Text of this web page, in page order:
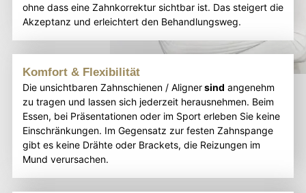
ohne dass eine Zahnkorrektur sichtbar ist. Das steigert die
Akzeptanz und erleichtert den Behandlungsweg.
Komfort & Flexibilität
Die unsichtbaren Zahnschienen / Alignersind angenehm
zu tragen und lassen sich jederzeit herausnehmen. Beim
Essen, bei Präsentationen oder im Sport erleben Sie keine
Einschränkungen. Im Gegensatz zur festen Zahnspange
gibt es keine Drähte oder Brackets, die Reizungen im
Mund verursachen.